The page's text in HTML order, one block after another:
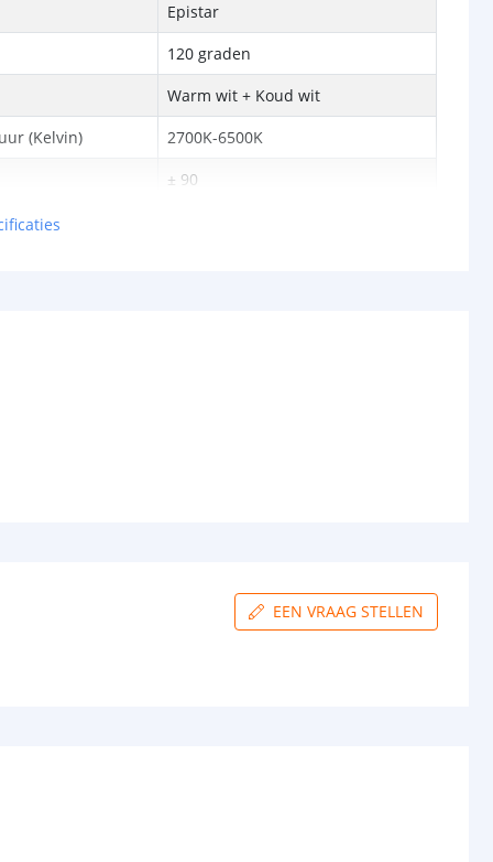
Epistar
120 graden
Warm wit + Koud wit
(Kelvin)
2700K-6500K
± 90
EEN VRAAG STELLEN